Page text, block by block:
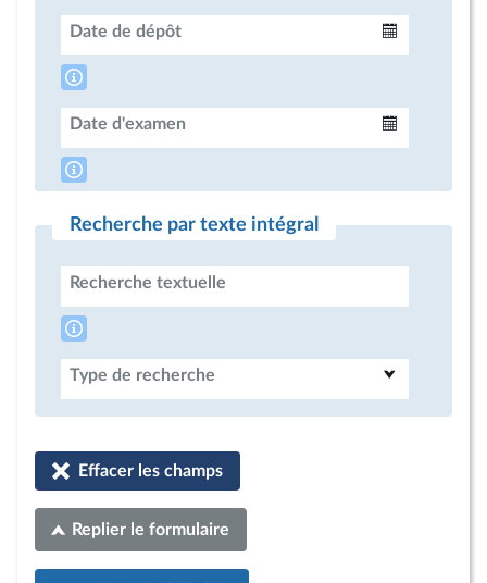
Date de dépôt
Date d'examen
Recherche par texte intégral
Recherche textuelle
Type de recherche
Effacer les champs
Replier le formulaire